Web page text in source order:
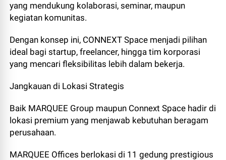
yang mendukung kolaborasi, seminar, maupun
kegiatan komunitas.
Dengan konsep ini, CONNEXT Space menjadi pilihan
ideal bagi startup, freelancer, hingga tim korporasi
yang mencari fleksibilitas lebih dalam bekerja.
Jangkauan di Lokasi Strategis
Baik MARQUEE Group maupun Connext Space hadir di
lokasi premium yang menjawab kebutuhan beragam
perusahaan.
MARQUEE Offices berlokasi di 11 gedung prestigious